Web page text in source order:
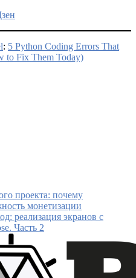
: 5 Python Coding Errors That
to Fix Them Today)
проекта: почему
монетизации
реализация экранов с
Часть 2